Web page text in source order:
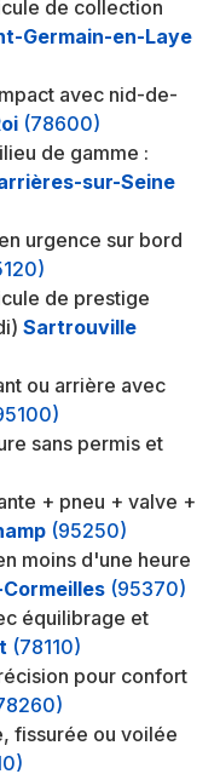
de collection
Germain-en-Laye
avec nid-de-
(78600)
de gamme :
sur-Seine
urgence sur bord
de prestige
Sartrouville
ou arrière avec
sans permis et
+ pneu + valve +
(95250)
moins d'une heure
(95370)
équilibrage et
(78110)
pour confort
fissurée ou voilée